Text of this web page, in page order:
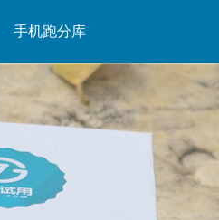
手机跑分库